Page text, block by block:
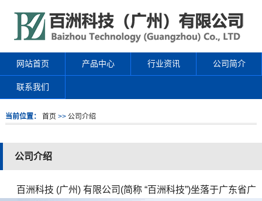
网站首页 产品中心 行业资讯 公司简介
联系我们
当前位置： 首页 >> 公司介绍
公司介绍
百洲科技 (广州) 有限公司(简称 “百洲科技”)坐落于广东省广